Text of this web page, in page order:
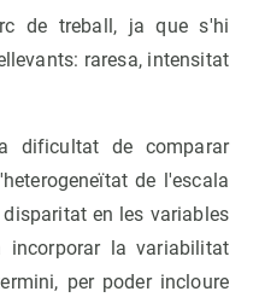
de treball, ja que s'hi
raresa, intensitat
dificultat de comparar
de l'escala
en les variables
incorporar la variabilitat
per poder incloure